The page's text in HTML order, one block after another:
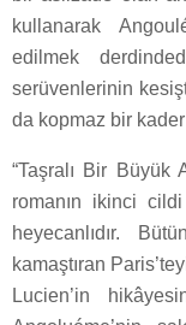
kullanarak
edilmek
serüvenlerinin
da kopmaz bir
“Taşralı Bir Büyük
romanın ikinci
heyecanlıdır.
kamaştıran
Lucien’in